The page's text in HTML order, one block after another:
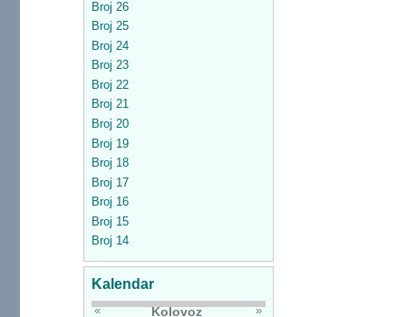
Broj 26
Broj 25
Broj 24
Broj 23
Broj 22
Broj 21
Broj 20
Broj 19
Broj 18
Broj 17
Broj 16
Broj 15
Broj 14
Kalendar
« Kolovoz
»